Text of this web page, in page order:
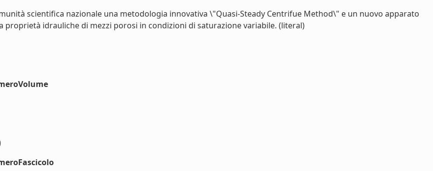
scientifica nazionale una metodologia innovativa \"Quasi-Steady Centrifue Method\" e un nuovo apparato
idrauliche di mezzi porosi in condizioni di saturazione variabile. (literal)